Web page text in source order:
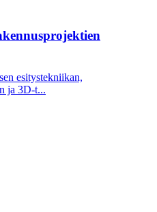
esitystekniikan,
ja 3D-t...